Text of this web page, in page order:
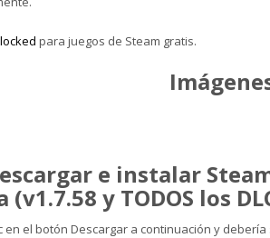
para juegos de Steam gratis.
e instalar
y TODOS los
en el botón Descargar a continuación y